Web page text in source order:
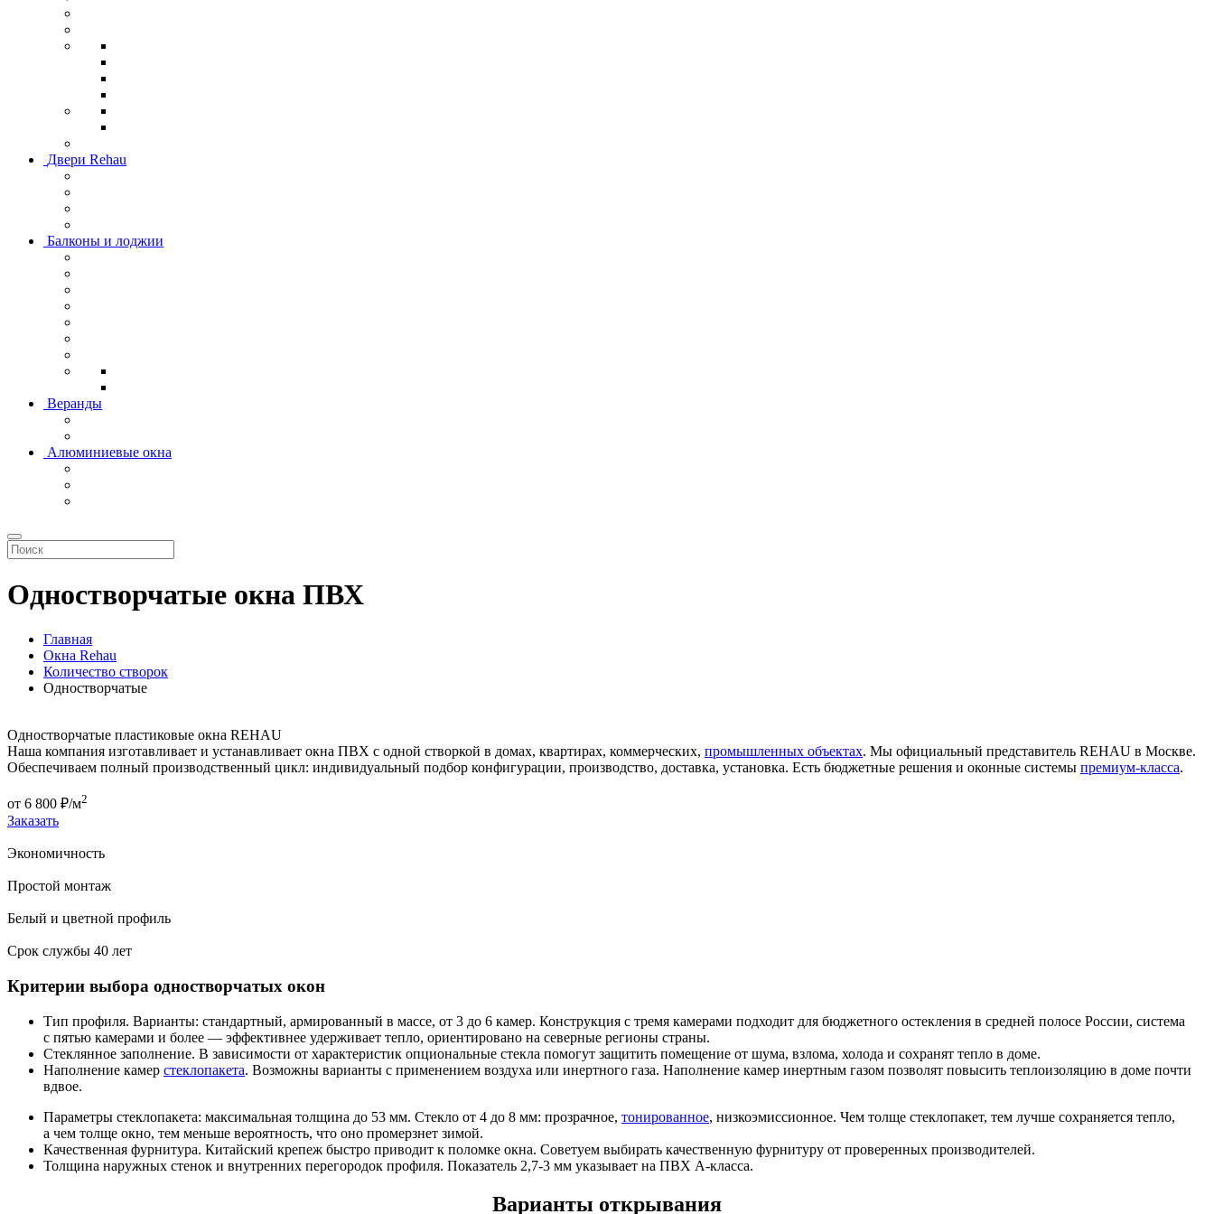
Двери Rehau
Балконы и лоджии
Веранды
Алюминиевые окна
Одностворчатые окна ПВХ
Главная
Окна Rehau
Количество створок
Одностворчатые
Одностворчатые пластиковые окна REHAU
Наша компания изготавливает и устанавливает окна ПВХ с одной створкой в домах, квартирах, коммерческих, промышленных объектах. Мы официальный представитель REHAU в Москве.
Обеспечиваем полный производственный цикл: индивидуальный подбор конфигурации, производство, доставка, установка. Есть бюджетные решения и оконные системы премиум-класса.
от 6 800 ₽/м2
Заказать
Экономичность
Простой монтаж
Белый и цветной профиль
Срок службы 40 лет
Критерии выбора одностворчатых окон
Тип профиля. Варианты: стандартный, армированный в массе, от 3 до 6 камер. Конструкция с тремя камерами подходит для бюджетного остекления в средней полосе России, система
с пятью камерами и более — эффективнее удерживает тепло, ориентировано на северные регионы страны.
Стеклянное заполнение. В зависимости от характеристик опциональные стекла помогут защитить помещение от шума, взлома, холода и сохранят тепло в доме.
Наполнение камер стеклопакета. Возможны варианты с применением воздуха или инертного газа. Наполнение камер инертным газом позволят повысить теплоизоляцию в доме почти
вдвое.
Параметры стеклопакета: максимальная толщина до 53 мм. Стекло от 4 до 8 мм: прозрачное, тонированное, низкоэмиссионное. Чем толще стеклопакет, тем лучше сохраняется тепло,
а чем толще окно, тем меньше вероятность, что оно промерзнет зимой.
Качественная фурнитура. Китайский крепеж быстро приводит к поломке окна. Советуем выбирать качественную фурнитуру от проверенных производителей.
Толщина наружных стенок и внутренних перегородок профиля. Показатель 2,7-3 мм указывает на ПВХ А-класса.
Варианты открывания